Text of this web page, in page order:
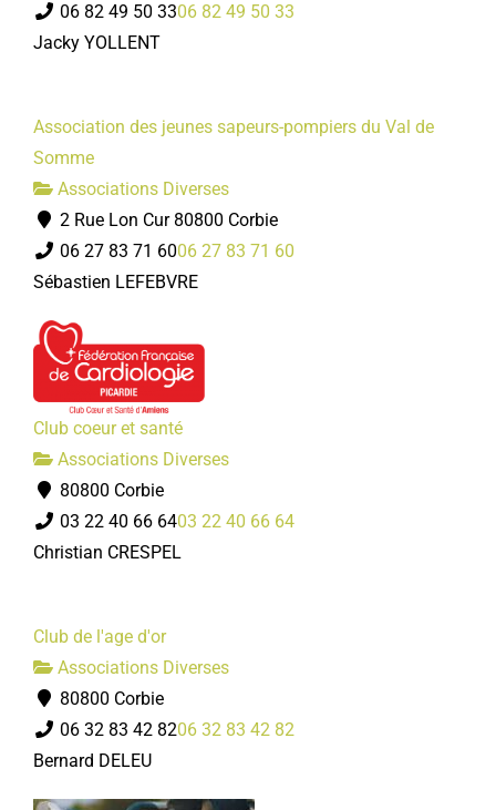
06 82 49 50 3306 82 49 50 33
Jacky YOLLENT
Association des jeunes sapeurs-pompiers du Val de
Somme
Associations Diverses
2 Rue Lon Cur 80800 Corbie
06 27 83 71 6006 27 83 71 60
Sébastien LEFEBVRE
Club coeur et santé
Associations Diverses
80800 Corbie
03 22 40 66 6403 22 40 66 64
Christian CRESPEL
Club de l'age d'or
Associations Diverses
80800 Corbie
06 32 83 42 8206 32 83 42 82
Bernard DELEU